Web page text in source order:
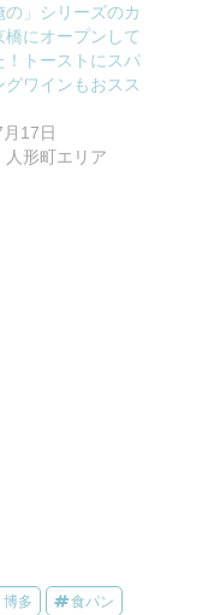
の」シリーズのカ
橋にオープンして
！トーストにスパ
グワインもおスス
17日
人形町エリア
博多 食パン